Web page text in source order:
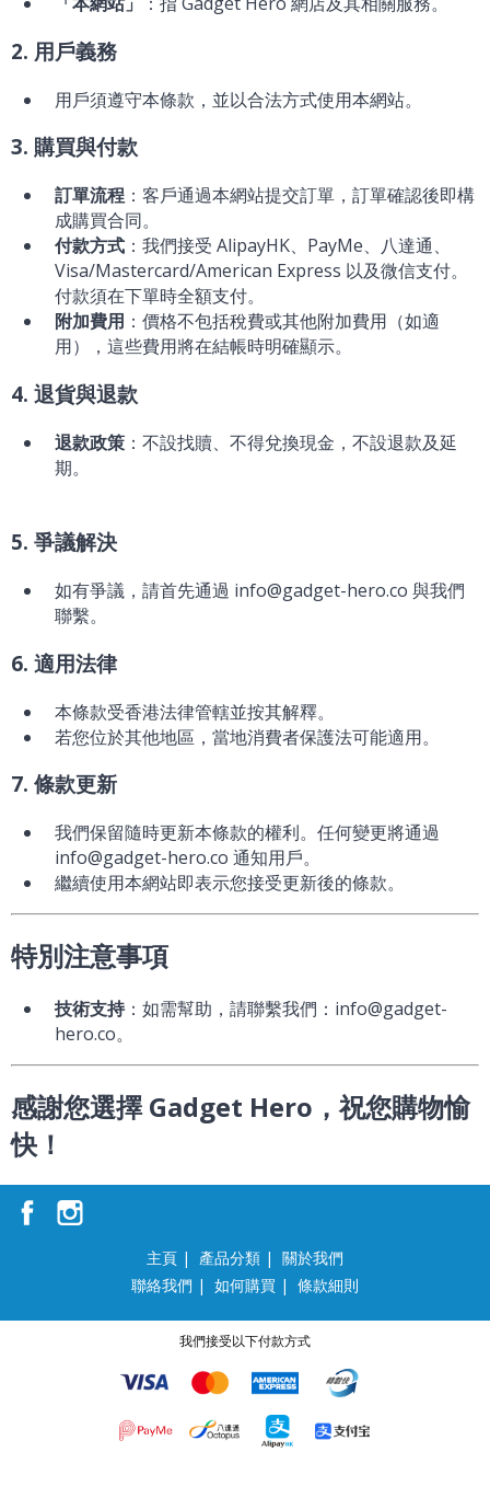
2. 用戶義務
用戶須遵守本條款，並以合法方式使用本網站。
3. 購買與付款
訂單流程 ：客戶通過本網站提交訂單，訂單確認後即構
成購買合同。
付款方式 ：我們接受 AlipayHK、PayMe、八達通、
Visa/Mastercard/American Express 以及微信支付。
付款須在下單時全額支付。
附加費用 ：價格不包括稅費或其他附加費用（如適
用），這些費用將在結帳時明確顯示。
4. 退貨與退款
退款政策 ：不設找贖、不得兌換現金，不設退款及延
期。
5. 爭議解決
如有爭議，請首先通過 info@gadget-hero.co 與我們
聯繫。
6. 適用法律
本條款受香港法律管轄並按其解釋。
若您位於其他地區，當地消費者保護法可能適用。
7. 條款更新
我們保留隨時更新本條款的權利。任何變更將通過
info@gadget-hero.co 通知用戶。
繼續使用本網站即表示您接受更新後的條款。
特別注意事項
技術支持：如需幫助，請聯繫我們：info@gadget-
hero.co。
感謝您選擇 Gadget Hero，祝您購物愉
快！
主頁 | 產品分類 | 關於我們
聯絡我們 | 如何購買 | 條款細則
我們接受以下付款方式